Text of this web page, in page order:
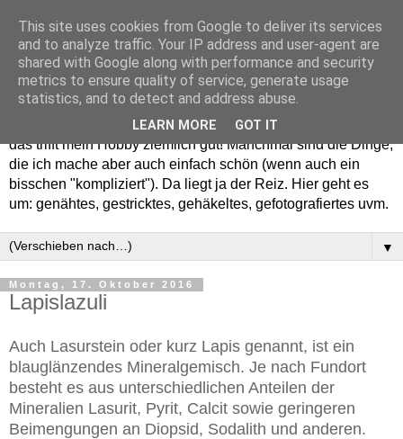
Willkommen in meinem "Wohnzimmer". Einfach und schön -
das trifft mein Hobby ziemlich gut! Manchmal sind die Dinge,
die ich mache aber auch einfach schön (wenn auch ein
bisschen "kompliziert"). Da liegt ja der Reiz. Hier geht es
um: genähtes, gestricktes, gehäkeltes, gefotografiertes uvm.
▼
Montag, 17. Oktober 2016
Lapislazuli
Auch Lasurstein oder kurz Lapis genannt, ist ein
blauglänzendes Mineralgemisch. Je nach Fundort
besteht es aus unterschiedlichen Anteilen der
Mineralien Lasurit, Pyrit, Calcit sowie geringeren
Beimengungen an Diopsid, Sodalith und anderen.
This site uses cookies from Google to deliver its services
and to analyze traffic. Your IP address and user-agent are
shared with Google along with performance and security
metrics to ensure quality of service, generate usage
statistics, and to detect and address abuse.
LEARN MORE GOT IT